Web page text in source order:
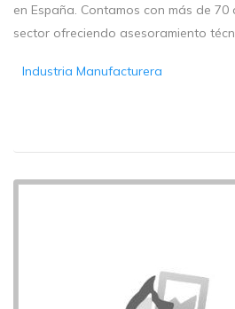
en España. Contamos con más de
sector ofreciendo asesoramiento
Industria Manufacturera